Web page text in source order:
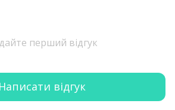
перший відгук
Написати відгук